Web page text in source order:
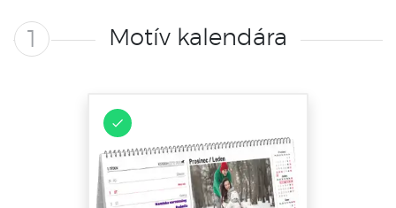
1 Motív kalendára